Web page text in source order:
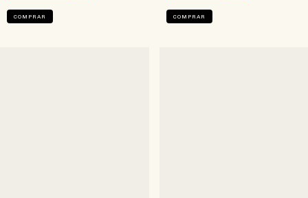
COMPRAR COMPRAR